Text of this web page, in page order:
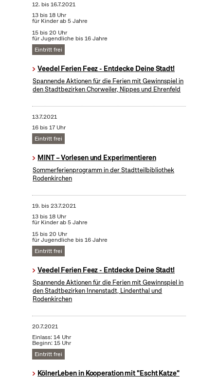
12. bis16.7.2021
13 bis 18 Uhr
für Kinder ab 5 Jahre
15 bis 20 Uhr
für Jugendliche bis 16 Jahre
Eintritt frei
Veedel Ferien Feez - Entdecke Deine Stadt!
Spannende Aktionen für die Ferien mit Gewinnspiel in
den Stadtbezirken Chorweiler, Nippes und Ehrenfeld
13.7.2021
16 bis 17 Uhr
Eintritt frei
MINT – Vorlesen und Experimentieren
Sommerferienprogramm in der Stadtteilbibliothek
Rodenkirchen
19. bis23.7.2021
13 bis 18 Uhr
für Kinder ab 5 Jahre
15 bis 20 Uhr
für Jugendliche bis 16 Jahre
Eintritt frei
Veedel Ferien Feez - Entdecke Deine Stadt!
Spannende Aktionen für die Ferien mit Gewinnspiel in
den Stadtbezirken Innenstadt, Lindenthal und
Rodenkirchen
20.7.2021
Einlass: 14 Uhr
Beginn: 15 Uhr
Eintritt frei
KölnerLeben in Kooperation mit "Escht Katze"